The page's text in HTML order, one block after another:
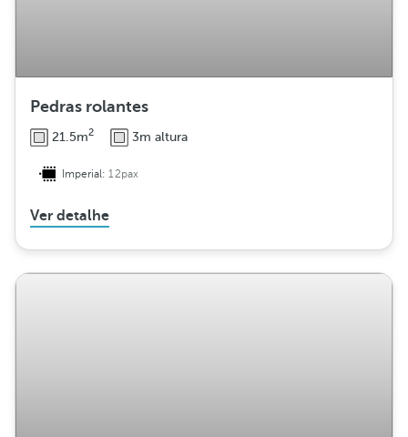
Pedras rolantes
21.5m2 3m altura
Imperial:12pax
Ver detalhe